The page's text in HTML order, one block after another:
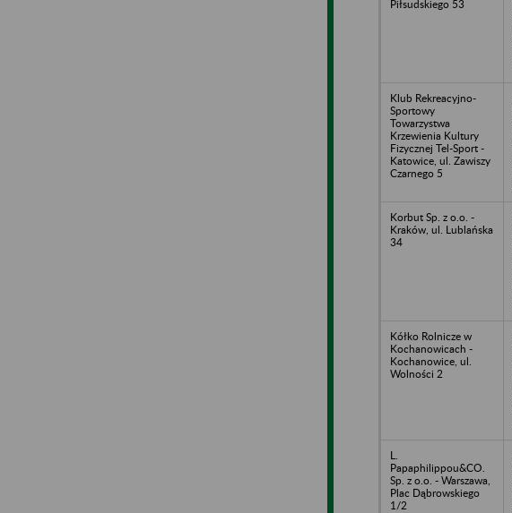
Piłsudskiego 53
Klub Rekreacyjno-
Sportowy
Towarzystwa
Krzewienia Kultury
Fizycznej Tel-Sport -
Katowice, ul. Zawiszy
Czarnego 5
Korbut Sp. z o.o. -
Kraków, ul. Lublańska
34
Kółko Rolnicze w
Kochanowicach -
Kochanowice, ul.
Wolności 2
L.
Papaphilippou&CO.
Sp. z o.o. - Warszawa,
Plac Dąbrowskiego
1/2